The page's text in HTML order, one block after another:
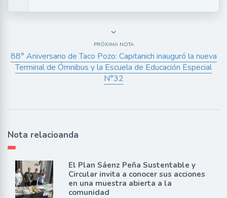
PRÓXIMA NOTA
88° Aniversario de Taco Pozo: Capitanich inauguró la nueva
Terminal de Ómnibus y la Escuela de Educación Especial
N°32
Nota relacioanda
El Plan Sáenz Peña Sustentable y
Circular invita a conocer sus acciones
en una muestra abierta a la
comunidad